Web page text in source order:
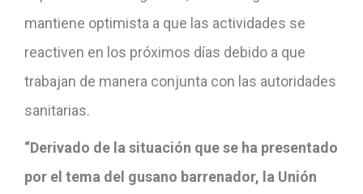
mantiene optimista a que las actividades se
reactiven en los próximos días debido a que
trabajan de manera conjunta con las autoridades
sanitarias.
“Derivado de la situación que se ha presentado
por el tema del gusano barrenador, la Unión